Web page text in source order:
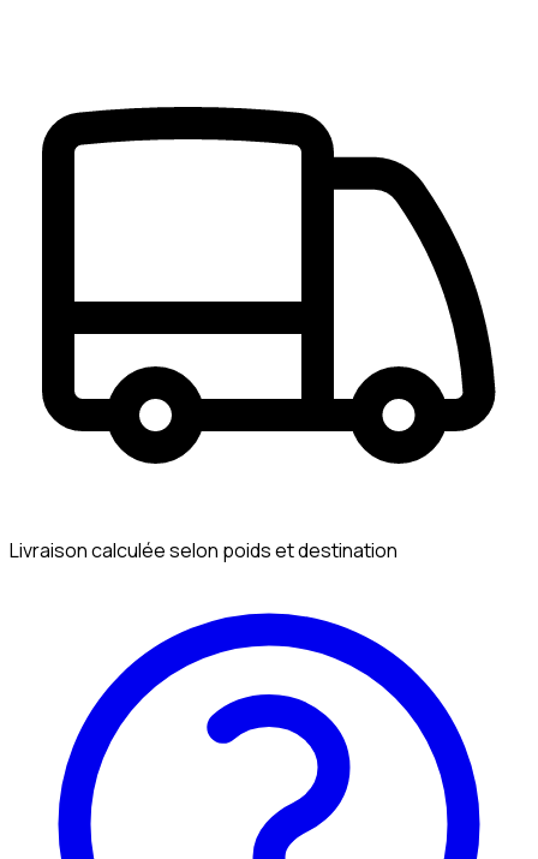
Livraison calculée selon poids et destination